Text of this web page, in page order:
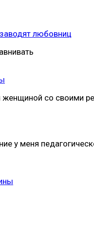
любовниц
со своими
у меня